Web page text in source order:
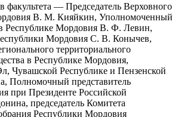
факультета — Председатель Верховного
В. М. Кияйкин, Уполномоченный
Республике Мордовия В. Ф. Левин,
Мордовия С. В. Конычев,
территориального
в Республике Мордовия,
Чувашской Республике и Пензенской
Полномочный представитель
при Президенте Российской
председатель Комитета
Республики Мордовия